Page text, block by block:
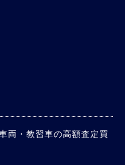
両・教習車の高額査定買